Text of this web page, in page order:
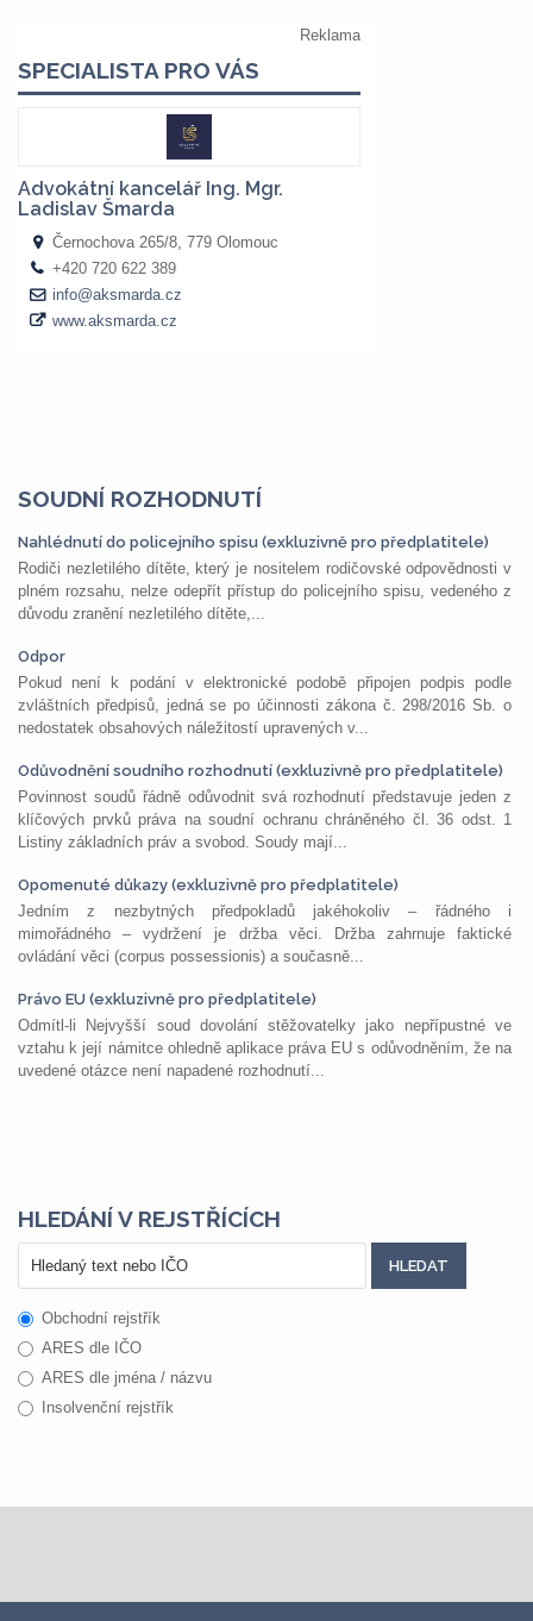
SOUDNÍ ROZHODNUTÍ
Nahlédnutí do policejního spisu (exkluzivně pro předplatitele)
Rodiči nezletilého dítěte, který je nositelem rodičovské odpovědnosti v
plném rozsahu, nelze odepřít přístup do policejního spisu, vedeného z
důvodu zranění nezletilého dítěte,...
Odpor
Pokud není k podání v elektronické podobě připojen podpis podle
zvláštních předpisů, jedná se po účinnosti zákona č. 298/2016 Sb. o
nedostatek obsahových náležitostí upravených v...
Odůvodnění soudního rozhodnutí (exkluzivně pro předplatitele)
Povinnost soudů řádně odůvodnit svá rozhodnutí představuje jeden z
klíčových prvků práva na soudní ochranu chráněného čl. 36 odst. 1
Listiny základních práv a svobod. Soudy mají...
Opomenuté důkazy (exkluzivně pro předplatitele)
Jedním z nezbytných předpokladů jakéhokoliv – řádného i
mimořádného – vydržení je držba věci. Držba zahrnuje faktické
ovládání věci (corpus possessionis) a současně...
Právo EU (exkluzivně pro předplatitele)
Odmítl-li Nejvyšší soud dovolání stěžovatelky jako nepřípustné ve
vztahu k její námitce ohledně aplikace práva EU s odůvodněním, že na
uvedené otázce není napadené rozhodnutí...
HLEDÁNÍ V REJSTŘÍCÍCH
Obchodní rejstřík
ARES dle IČO
ARES dle jména / názvu
Insolvenční rejstřík